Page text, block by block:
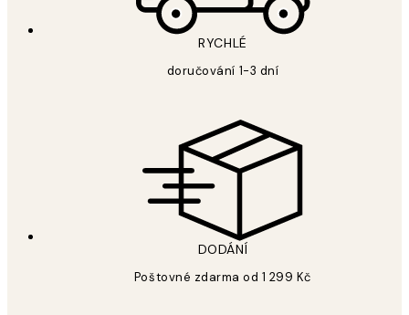
RYCHLÉ
doručování 1-3 dní
DODÁNÍ
Poštovné zdarma od 1 299 Kč